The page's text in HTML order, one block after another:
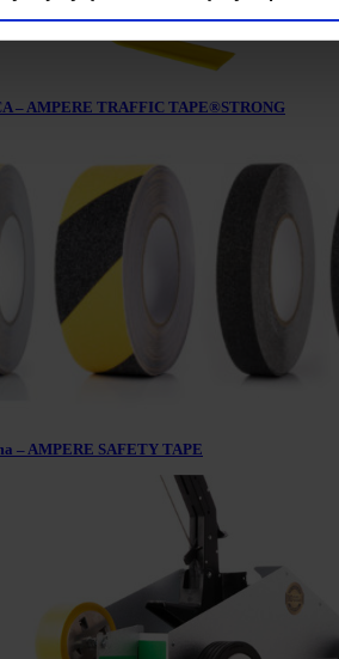
– AMPERE TRAFFIC TAPE®STRONG
– AMPERE SAFETY TAPE